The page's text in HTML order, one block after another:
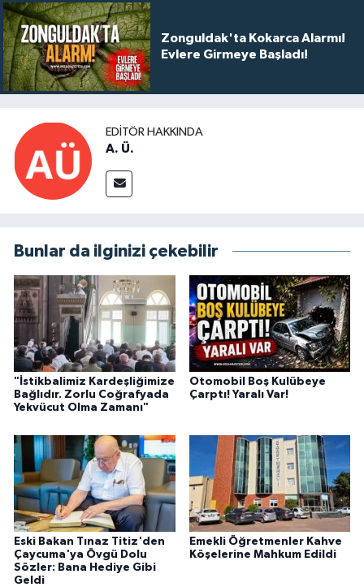
Zonguldak'ta Kokarca Alarmı!
Evlere Girmeye Başladı!
EDITÖR HAKKINDA
A. Ü.
Bunlar da ilginizi çekebilir
"İstikbalimiz Kardeşliğimize
Bağlıdır. Zorlu Coğrafyada
Yekvücut Olma Zamanı"
Otomobil Boş Kulübeye
Çarptı! Yaralı Var!
Eski Bakan Tınaz Titiz'den
Çaycuma'ya Övgü Dolu
Sözler: Bana Hediye Gibi
Geldi
Emekli Öğretmenler Kahve
Köşelerine Mahkum Edildi